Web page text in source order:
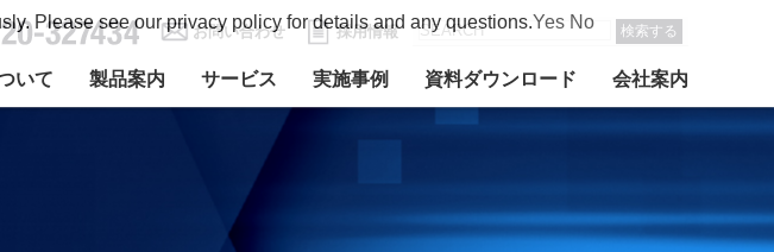
いて 製品案内 サービス 実施事例 資料ダウンロード 会社案内
お問い合わせ 採用情報 検索する
Please see our privacy policy for details and any questions.Yes No